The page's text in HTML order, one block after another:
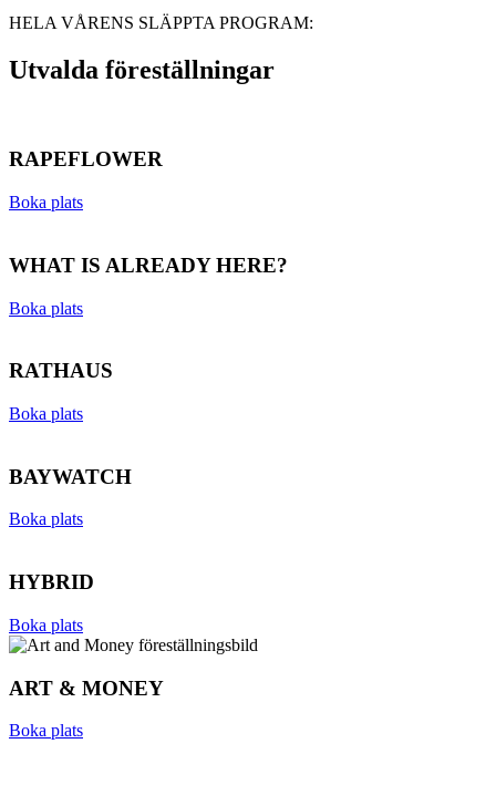
HELA VÅRENS SLÄPPTA PROGRAM:
Utvalda föreställningar
RAPEFLOWER
Boka plats
WHAT IS ALREADY HERE?
Boka plats
RATHAUS
Boka plats
BAYWATCH
Boka plats
HYBRID
Boka plats
ART & MONEY
Boka plats